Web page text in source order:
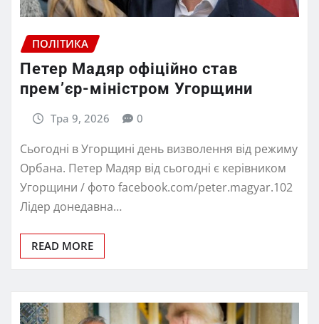
ПОЛІТИКА
Петер Мадяр офіційно став
прем’єр-міністром Угорщини
Тра 9, 2026 0
Сьогодні в Угорщині день визволення від режиму
Орбана. Петер Мадяр від сьогодні є керівником
Угорщини / фото facebook.com/peter.magyar.102
Лідер донедавна…
READ MORE